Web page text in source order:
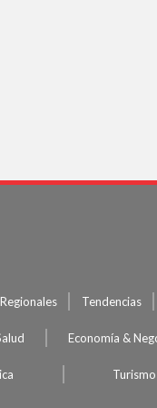
Regionales Tendencias
Economía &
Turismo